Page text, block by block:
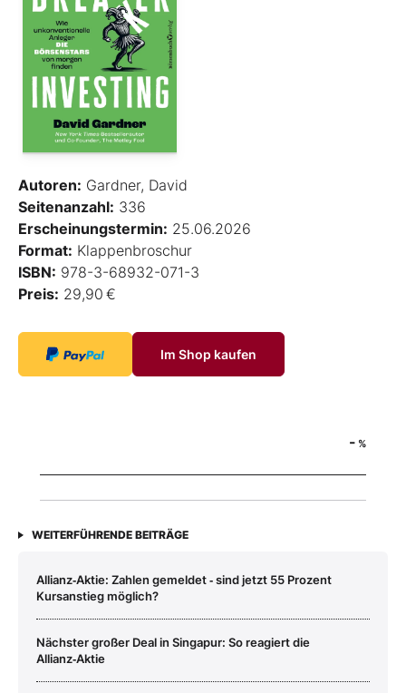
Autoren: Gardner, David
Seitenanzahl: 336
Erscheinungstermin: 25.06.2026
Format: Klappenbroschur
ISBN: 978-3-68932-071-3
Preis: 29,90 €
Im Shop kaufen
- %
WEITERFÜHRENDE BEITRÄGE
Allianz‑Aktie: Zahlen gemeldet ‑ sind jetzt 55 Prozent
Kursanstieg möglich?
Nächster großer Deal in Singapur: So reagiert die
Allianz‑Aktie